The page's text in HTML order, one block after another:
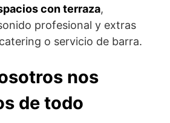
con terraza,
profesional y extras
o servicio de barra.
nos
de todo